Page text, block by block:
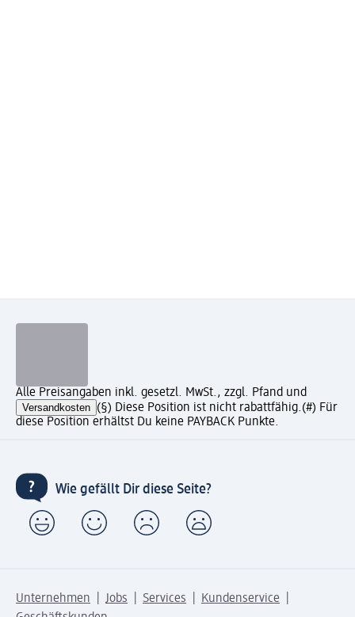
Alle Preisangaben inkl. gesetzl. MwSt., zzgl. Pfand und
Versandkosten (§) Diese Position ist nicht rabattfähig.(#) Für
diese Position erhältst Du keine PAYBACK Punkte.
Wie gefällt Dir diese Seite?
Unternehmen Jobs Services
Kundenservice